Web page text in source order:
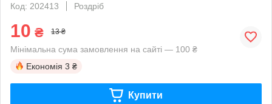
Код: 202413
Роздріб
10 ₴ 13 ₴
Мінімальна сума замовлення на сайті — 100 ₴
Економія 3 ₴
Купити